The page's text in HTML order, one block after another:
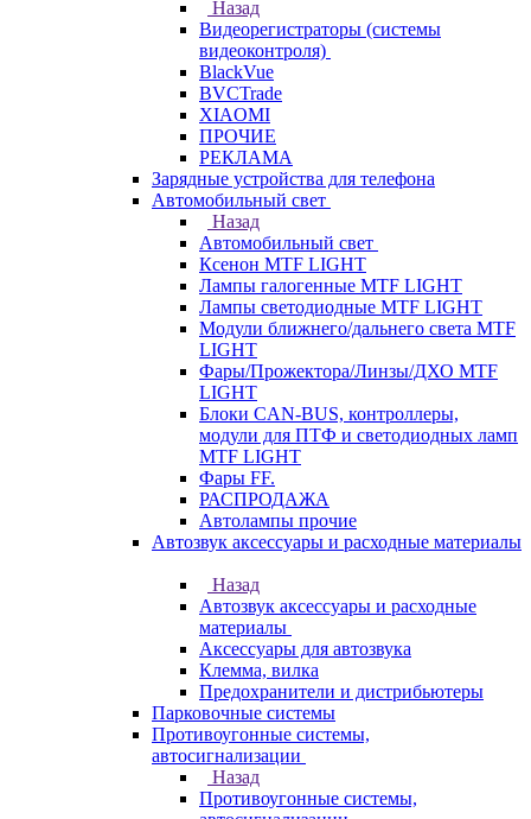
Назад
Видеорегистраторы (системы
видеоконтроля)
BlackVue
BVCTrade
XIAOMI
ПРОЧИЕ
РЕКЛАМА
Зарядные устройства для телефона
Автомобильный свет
Назад
Автомобильный свет
Ксенон MTF LIGHT
Лампы галогенные MTF LIGHT
Лампы светодиодные MTF LIGHT
Модули ближнего/дальнего света MTF
LIGHT
Фары/Прожектора/Линзы/ДХО MTF
LIGHT
Блоки CAN-BUS, контроллеры,
модули для ПТФ и светодиодных ламп
MTF LIGHT
Фары FF.
РАСПРОДАЖА
Автолампы прочие
Автозвук аксессуары и расходные материалы
Назад
Автозвук аксессуары и расходные
материалы
Аксессуары для автозвука
Клемма, вилка
Предохранители и дистрибьютеры
Парковочные системы
Противоугонные системы,
автосигнализации
Назад
Противоугонные системы,